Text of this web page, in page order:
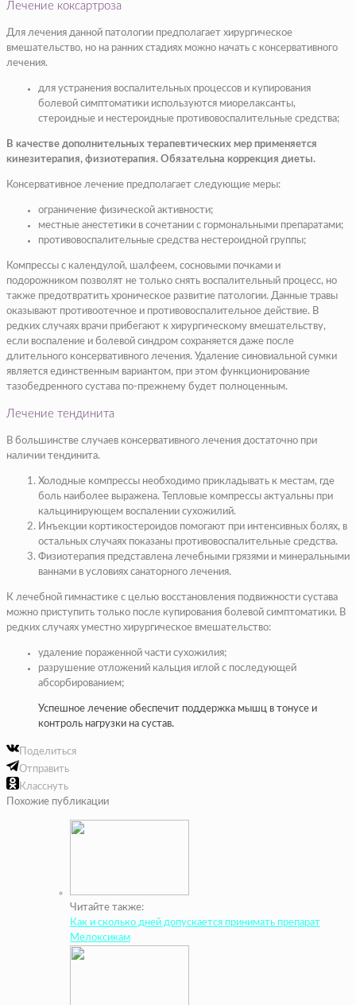
Лечение коксартроза
Для лечения данной патологии предполагает хирургическое
вмешательство, но на ранних стадиях можно начать с консервативного
лечения.
для устранения воспалительных процессов и купирования
болевой симптоматики используются миорелаксанты,
стероидные и нестероидные противовоспалительные средства;
В качестве дополнительных терапевтических мер применяется
кинезитерапия, физиотерапия. Обязательна коррекция диеты.
Консервативное лечение предполагает следующие меры:
ограничение физической активности;
местные анестетики в сочетании с гормональными препаратами;
противовоспалительные средства нестероидной группы;
Компрессы с календулой, шалфеем, сосновыми почками и
подорожником позволят не только снять воспалительный процесс, но
также предотвратить хроническое развитие патологии. Данные травы
оказывают противоотечное и противовоспалительное действие. В
редких случаях врачи прибегают к хирургическому вмешательству,
если воспаление и болевой синдром сохраняется даже после
длительного консервативного лечения. Удаление синовиальной сумки
является единственным вариантом, при этом функционирование
тазобедренного сустава по-прежнему будет полноценным.
Лечение тендинита
В большинстве случаев консервативного лечения достаточно при
наличии тендинита.
Холодные компрессы необходимо прикладывать к местам, где
боль наиболее выражена. Тепловые компрессы актуальны при
кальцинирующем воспалении сухожилий.
Инъекции кортикостероидов помогают при интенсивных болях, в
остальных случаях показаны противовоспалительные средства.
Физиотерапия представлена лечебными грязями и минеральными
ваннами в условиях санаторного лечения.
К лечебной гимнастике с целью восстановления подвижности сустава
можно приступить только после купирования болевой симптоматики. В
редких случаях уместно хирургическое вмешательство:
удаление пораженной части сухожилия;
разрушение отложений кальция иглой с последующей
абсорбированием;
Успешное лечение обеспечит поддержка мышц в тонусе и
контроль нагрузки на сустав.
Поделиться
Отправить
Класснуть
Похожие публикации
Читайте также:
Как и сколько дней допускается принимать препарат
Мелоксикам